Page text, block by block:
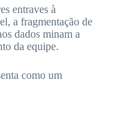
entraves à
a fragmentação de
dados minam a
da equipe.
como um